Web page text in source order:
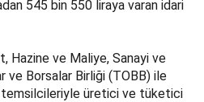
545 bin 550 liraya varan idari
Hazine ve Maliye, Sanayi ve
ve Borsalar Birliği (TOBB) ile
temsilcileriyle üretici ve tüketici